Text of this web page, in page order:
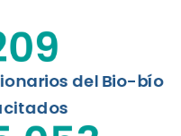
del Bio-bío